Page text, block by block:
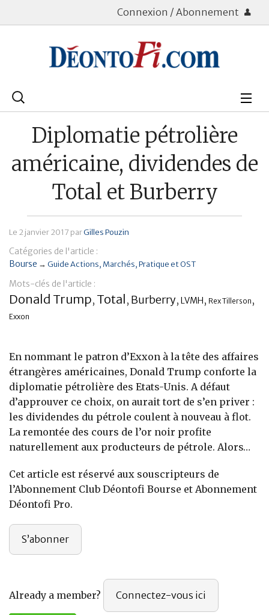
Connexion / Abonnement
Rechercher
Déontologie
Patrimoine
Immobilier
Banque
Diplomatie pétrolière
américaine, dividendes de
Total et Burberry
Le 2 janvier 2017 parGilles Pouzin
Catégories de l'article :
Bourse → Guide Actions Marchés Pratique et OST
Mots-clés de l'article :
Donald Trump, Total , Burberry, LVMH , Rex Tillerson ,
Exxon
En nommant le patron d’Exxon à la tête des affaires
étrangères américaines, Donald Trump conforte la
diplomatie pétrolière des Etats-Unis. A défaut
d’approuver ce choix, on aurait tort de s’en priver :
les dividendes du pétrole coulent à nouveau à flot.
La remontée des cours de l’or noir profite
naturellement aux producteurs de pétrole. Alors…
Cet article est réservé aux souscripteurs de
l’Abonnement Club Déontofi Bourse et Abonnement
Déontofi Pro.
S’abonner
Already a member? Connectez-vous ici